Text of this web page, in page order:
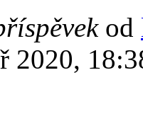
od
2020,